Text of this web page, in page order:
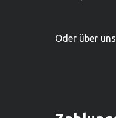
Oder über